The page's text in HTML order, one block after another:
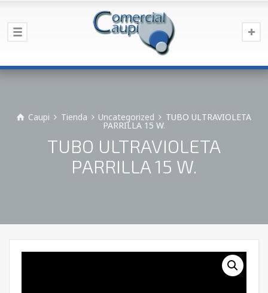
Caupi Tienda Uncategorized TUBO ULTRAVIOLETA
PARRILLA 15 W.
TUBO ULTRAVIOLETA
PARRILLA 15 W.